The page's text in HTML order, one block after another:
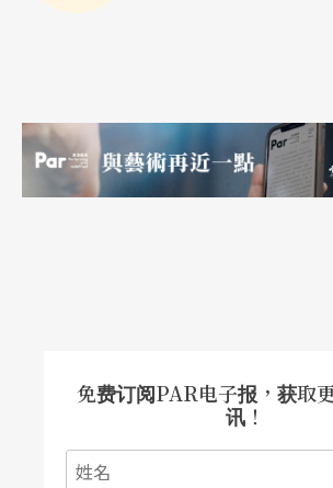
免费订阅PAR电子报，获取
讯！